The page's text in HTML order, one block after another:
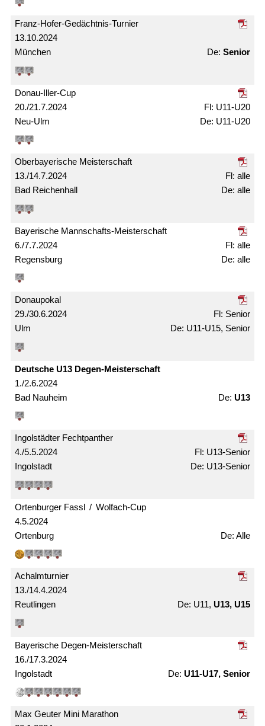
13.10.2024
Franz-Hofer-Gedächtnis-Turnier
München Senior
20./21.7.2024
Donau-Iller-Cup
Neu-Ulm
U11-U20
U11-U20
13./14.7.2024
Ober­bayerische Meister­schaft
Bad Reichenhall
alle
alle
6./7.7.2024
Bayerische Mann­schafts-Meister­schaft
Regensburg
alle
alle
29./30.6.2024
Donaupokal
Ulm
Senior
U11-U15, Senior
1./2.6.2024
Deutsche U13 Degen-Meister­schaft
Bad Nauheim U13
4./5.5.2024
Ingolstädter Fechtpanther
Ingolstadt
U13-Senior
U13-Senior
4.5.2024
Ortenburger Fassl / Wolfach-Cup
Ortenburg Alle
13./14.4.2024
Achalm­turnier
Reutlingen U11, U13, U15
16./17.3.2024
Bayerische Degen-Meister­schaft
Ingolstadt U11-U17, Senior
Max Geuter Mini Marathon